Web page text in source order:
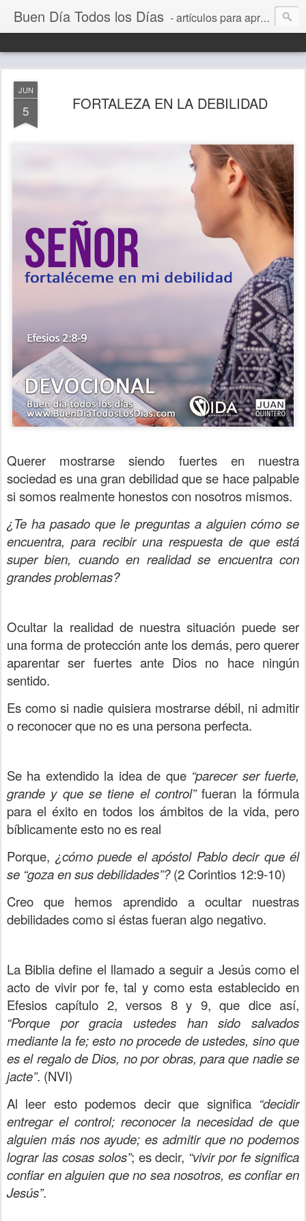
Buen Día Todos los Días - artículos para aprender a vivir mejor, un día a la vez. Por Juan C Quintero
JUN
5 FORTALEZA EN LA DEBILIDAD
Querer mostrarse siendo fuertes en nuestra
sociedad es una gran debilidad que se hace palpable
si somos realmente honestos con nosotros mismos.
¿Te ha pasado que le preguntas a alguien cómo se
encuentra, para recibir una respuesta de que está
super bien, cuando en realidad se encuentra con
grandes problemas?
Ocultar la realidad de nuestra situación puede ser
una forma de protección ante los demás, pero querer
aparentar ser fuertes ante Dios no hace ningún
sentido.
Es como si nadie quisiera mostrarse débil, ni admitir
o reconocer que no es una persona perfecta.
Se ha extendido la idea de que “parecer ser fuerte,
grande y que se tiene el control”fueran la fórmula
para el éxito en todos los ámbitos de la vida, pero
bíblicamente esto no es real
Porque, ¿cómo puede el apóstol Pablo decir que él
se “goza en sus debilidades”?(2 Corintios 12:9-10)
Creo que hemos aprendido a ocultar nuestras
debilidades como si éstas fueran algo negativo.
La Biblia define el llamado a seguir a Jesús como el
acto de vivir por fe, tal y como esta establecido en
Efesios capítulo 2, versos 8 y 9, que dice así,
“Porque por gracia ustedes han sido salvados
mediante la fe; esto no procede de ustedes, sino que
es el regalo de Dios, no por obras, para que nadie se
jacte”. (NVI)
Al leer esto podemos decir que significa “decidir
entregar el control; reconocer la necesidad de que
alguien más nos ayude; es admitir que no podemos
lograr las cosas solos”; es decir, “vivir por fe significa
confiar en alguien que no sea nosotros, es confiar en
Jesús”.